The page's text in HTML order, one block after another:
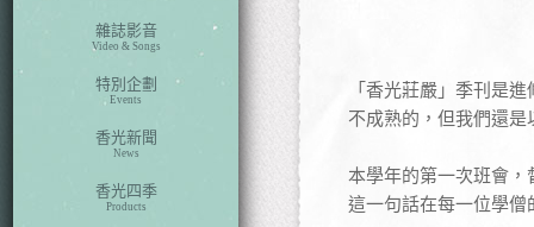
雜誌影音
Video & Songs
特別企劃
Events
香光新聞
News
香光四季
Products
「香光莊嚴」季刊是
不成熟的，但我們還
本學年的第一次班會
這一句話在每一位學